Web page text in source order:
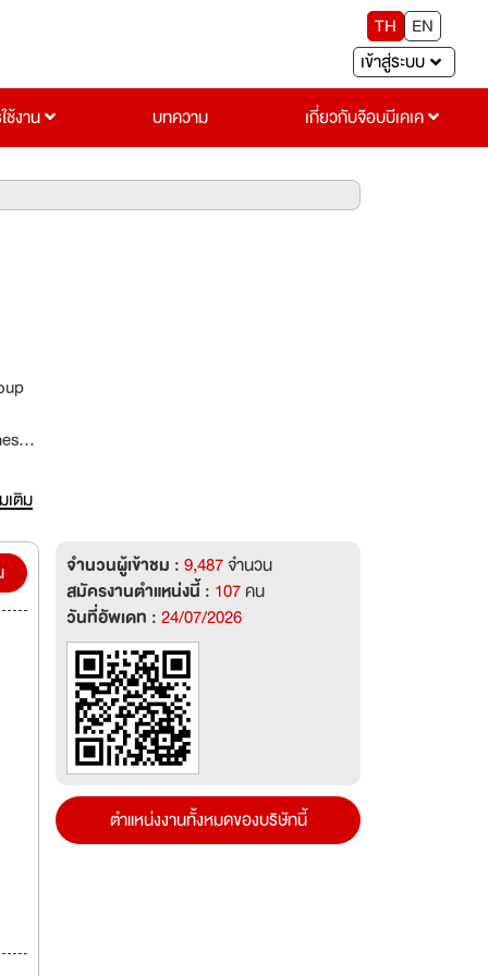
TH
EN
เข้าสู่ระบบ
ช้งาน
บทความ เกี่ยวกับจ๊อบบีเคเค
เติม
จำนวนผู้เข้าชม :9,487จำนวน
สมัครงานตำแหน่งนี้ : 107คน
วันที่อัพเดท :24/07/2026
ตำแหน่งงานทั้งหมดของบริษัทนี้